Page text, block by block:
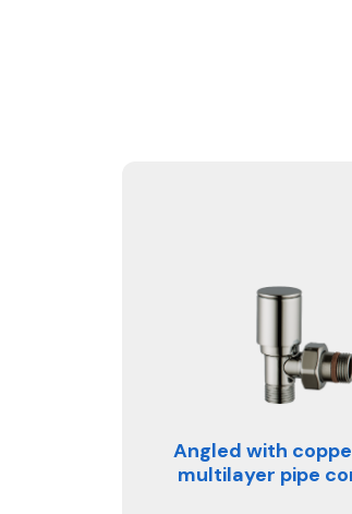
Angled with
multilayer pipe